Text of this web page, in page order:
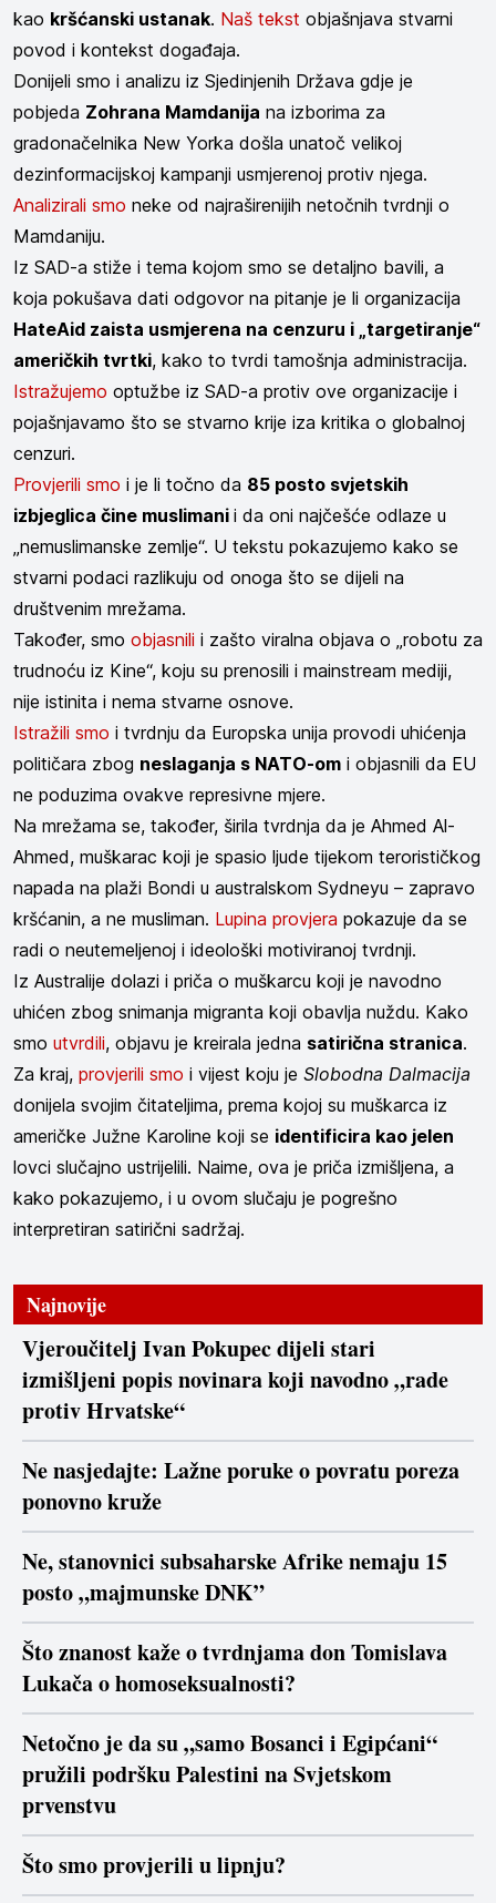
kao kršćanski ustanak. Naš tekst objašnjava stvarni
povod i kontekst događaja.
Donijeli smo i analizu iz Sjedinjenih Država gdje je
pobjeda Zohrana Mamdanija na izborima za
gradonačelnika New Yorka došla unatoč velikoj
dezinformacijskoj kampanji usmjerenoj protiv njega.
Analizirali smo neke od najraširenijih netočnih tvrdnji o
Mamdaniju.
Iz SAD-a stiže i tema kojom smo se detaljno bavili, a
koja pokušava dati odgovor na pitanje je li organizacija
HateAid zaista usmjerena na cenzuru i „targetiranje“
američkih tvrtki, kako to tvrdi tamošnja administracija.
Istražujemo optužbe iz SAD-a protiv ove organizacije i
pojašnjavamo što se stvarno krije iza kritika o globalnoj
cenzuri.
Provjerili smo i je li točno da 85 posto svjetskih
izbjeglica čine muslimani i da oni najčešće odlaze u
„nemuslimanske zemlje“. U tekstu pokazujemo kako se
stvarni podaci razlikuju od onoga što se dijeli na
društvenim mrežama.
Također, smo objasnili i zašto viralna objava o „robotu za
trudnoću iz Kine“, koju su prenosili i mainstream mediji,
nije istinita i nema stvarne osnove.
Istražili smo i tvrdnju da Europska unija provodi uhićenja
političara zbog neslaganja s NATO-om i objasnili da EU
ne poduzima ovakve represivne mjere.
Na mrežama se, također, širila tvrdnja da je Ahmed Al-
Ahmed, muškarac koji je spasio ljude tijekom terorističkog
napada na plaži Bondi u australskom Sydneyu – zapravo
kršćanin, a ne musliman. Lupina provjera pokazuje da se
radi o neutemeljenoj i ideološki motiviranoj tvrdnji.
Iz Australije dolazi i priča o muškarcu koji je navodno
uhićen zbog snimanja migranta koji obavlja nuždu. Kako
smo utvrdili, objavu je kreirala jedna satirična stranica.
Za kraj, provjerili smo i vijest koju je Slobodna Dalmacija
donijela svojim čitateljima, prema kojoj su muškarca iz
američke Južne Karoline koji se identificira kao jelen
lovci slučajno ustrijelili. Naime, ova je priča izmišljena, a
kako pokazujemo, i u ovom slučaju je pogrešno
interpretiran satirični sadržaj.
Najnovije
Vjeroučitelj Ivan Pokupec dijeli stari
izmišljeni popis novinara koji navodno „rade
protiv Hrvatske“
Ne nasjedajte: Lažne poruke o povratu poreza
ponovno kruže
Ne, stanovnici subsaharske Afrike nemaju 15
posto „majmunske DNK”
Što znanost kaže o tvrdnjama don Tomislava
Lukača o homoseksualnosti?
Netočno je da su „samo Bosanci i Egipćani“
pružili podršku Palestini na Svjetskom
prvenstvu
Što smo provjerili u lipnju?